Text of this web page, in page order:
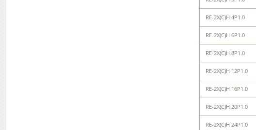
RE-2X(C)H 4P1.0
RE-2X(C)H 6P1.0
RE-2X(C)H 8P1.0
RE-2X(C)H 12P1.0
RE-2X(C)H 16P1.0
RE-2X(C)H 20P1.0
RE-2X(C)H 24P1.0